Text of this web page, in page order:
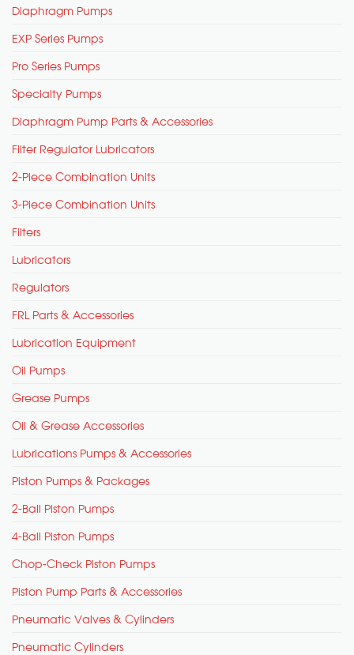
Diaphragm Pumps
EXP Series Pumps
Pro Series Pumps
Specialty Pumps
Diaphragm Pump Parts & Accessories
Filter Regulator Lubricators
2-Piece Combination Units
3-Piece Combination Units
Filters
Lubricators
Regulators
FRL Parts & Accessories
Lubrication Equipment
Oil Pumps
Grease Pumps
Oil & Grease Accessories
Lubrications Pumps & Accessories
Piston Pumps & Packages
2-Ball Piston Pumps
4-Ball Piston Pumps
Chop-Check Piston Pumps
Piston Pump Parts & Accessories
Pneumatic Valves & Cylinders
Pneumatic Cylinders